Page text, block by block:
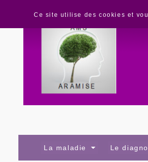
La maladie Le
Ce site utilise des cookies et